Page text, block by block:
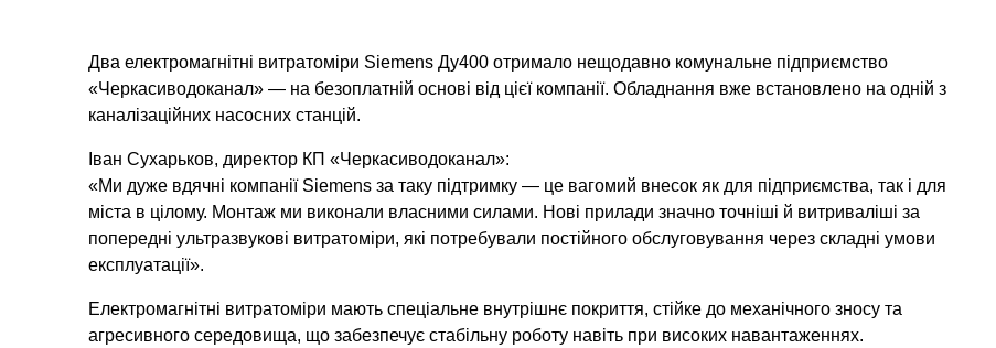
Два електромагнітні витратоміри Siemens Ду400 отримало нещодавно комунальне підприємство
«Черкасиводоканал» — на безоплатній основі від цієї компанії. Обладнання вже встановлено на одній з
каналізаційних насосних станцій.
Іван Сухарьков, директор КП «Черкасиводоканал»:
«Ми дуже вдячні компанії Siemens за таку підтримку — це вагомий внесок як для підприємства, так і для
міста в цілому. Монтаж ми виконали власними силами. Нові прилади значно точніші й витриваліші за
попередні ультразвукові витратоміри, які потребували постійного обслуговування через складні умови
експлуатації».
Електромагнітні витратоміри мають спеціальне внутрішнє покриття, стійке до механічного зносу та
агресивного середовища, що забезпечує стабільну роботу навіть при високих навантаженнях.